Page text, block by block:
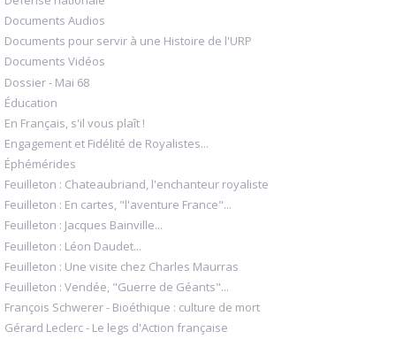
Documents Audios
Documents pour servir à une Histoire de l'URP
Documents Vidéos
Dossier - Mai 68
Éducation
En Français, s'il vous plaît !
Engagement et Fidélité de Royalistes...
Éphémérides
Feuilleton : Chateaubriand, l'enchanteur royaliste
Feuilleton : En cartes, "l'aventure France"...
Feuilleton : Jacques Bainville...
Feuilleton : Léon Daudet...
Feuilleton : Une visite chez Charles Maurras
Feuilleton : Vendée, "Guerre de Géants"...
François Schwerer - Bioéthique : culture de mort
Gérard Leclerc - Le legs d'Action française